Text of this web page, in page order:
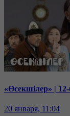
«Өсекшілер» |
20 января, 11:04